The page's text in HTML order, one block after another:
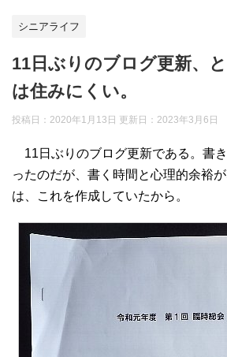
シニアライフ
11日ぶりのブログ更新、
は住みにくい。
投稿日：2020年1月13日 更新日： 2023年3月6日
11日ぶりのブログ更新である。書
ったのだが、書く時間と心理的余裕
は、これを作成していたから。